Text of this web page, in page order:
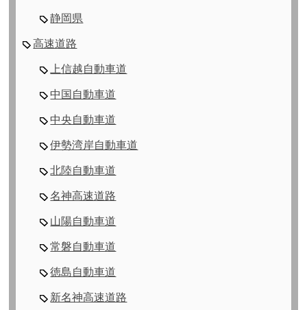
静岡県
高速道路
上信越自動車道
中国自動車道
中央自動車道
伊勢湾岸自動車道
北陸自動車道
名神高速道路
山陽自動車道
常磐自動車道
徳島自動車道
新名神高速道路